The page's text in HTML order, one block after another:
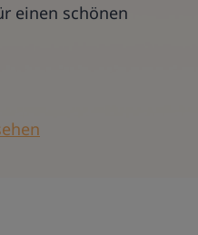
einen schönen